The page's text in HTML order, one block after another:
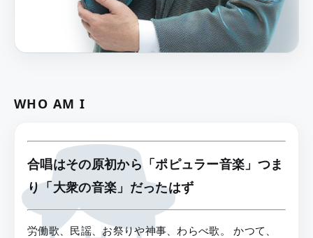
WHO AM I
合唱はその原初から「ポピュラー音楽」つま
り「大衆の音楽」だったはず
労働歌、民謡、お祭りや神事、わらべ歌。 かつて、